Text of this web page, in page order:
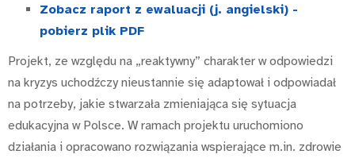
Zobacz raport z ewaluacji (j. angielski) -
pobierz plik PDF
Projekt, ze względu na „reaktywny” charakter w odpowiedzi
na kryzys uchodźczy nieustannie się adaptował i odpowiadał
na potrzeby, jakie stwarzała zmieniająca się sytuacja
edukacyjna w Polsce. W ramach projektu uruchomiono
działania i opracowano rozwiązania wspierające m.in. zdrowie